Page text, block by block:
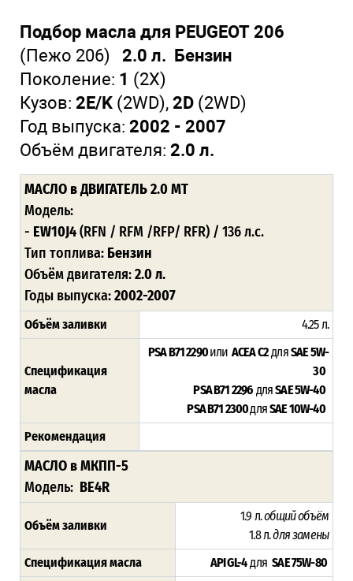
Подбор масла для PEUGEOT 206
(Пежо 206) 2.0 л. Бензин
Поколение: 1 (2X)
Кузов: 2E/K (2WD), 2D (2WD)
Год выпуска: 2002 - 2007
Объём двигателя: 2.0 л.
МАСЛО в ДВИГАТЕЛЬ 2.0 MT
Модель:
- EW10J4(RFN / RFM /RFP/ RFR) / 136 л.с.
Тип топлива: Бензин
Объём двигателя:2.0 л.
Годы выпуска:2002-2007
Объём заливки 4.25 л.
Спецификация
масла
PSA B71 2290или ACEA C2дляSAE 5W-
30
PSA B71 2296 дляSAE 5W-40
PSA B71 2300дляSAE 10W-40
Рекомендация
МАСЛО в МКПП-5
Модель: BE4R
Объём заливки
1.9 л.общий объём
1.8 л.для замены
Спецификация масла
API GL-4дляSAE 75W-80